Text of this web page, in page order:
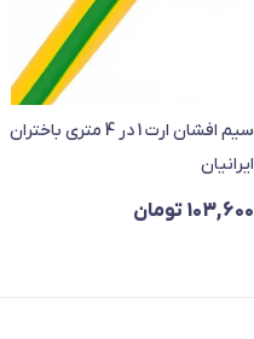
سیم افشان ارت 1 در 4 متری باختران
ایرانیان
103,600 تومان